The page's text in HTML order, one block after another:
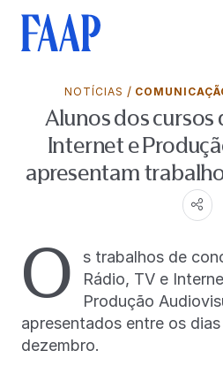
NOTÍCIAS /
Alunos dos cursos
Internet e
apresentam
O
s trabalhos de
Rádio, TV e
Produção
apresentados entre os dias
dezembro.